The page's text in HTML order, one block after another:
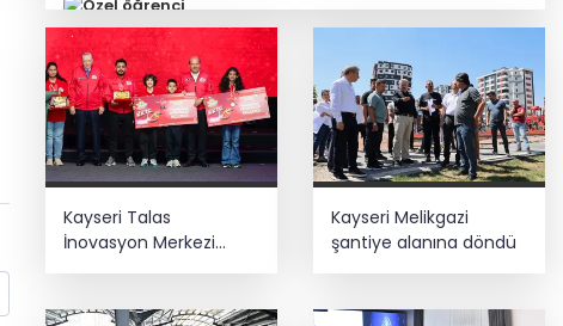
Özel öğrenci yurtlarına ilişkin
yönetmelik değişikliği... Geçiş süresi
uzatıldı
Arkeoloji Müzesi yenilendi
Kayseri Talas
İnovasyon Merkezi
Kayseri Melikgazi
şantiye alanına döndü